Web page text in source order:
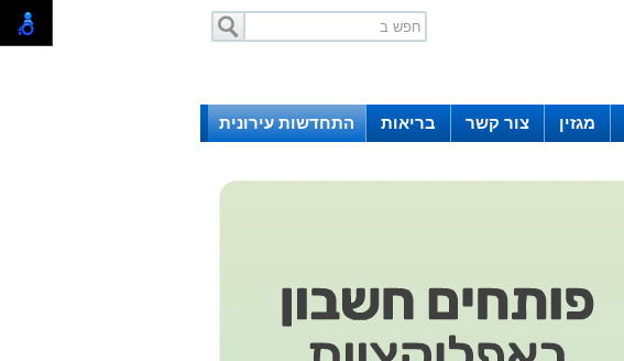
מגזין צור קשר בריאות
התחדשות עירונית